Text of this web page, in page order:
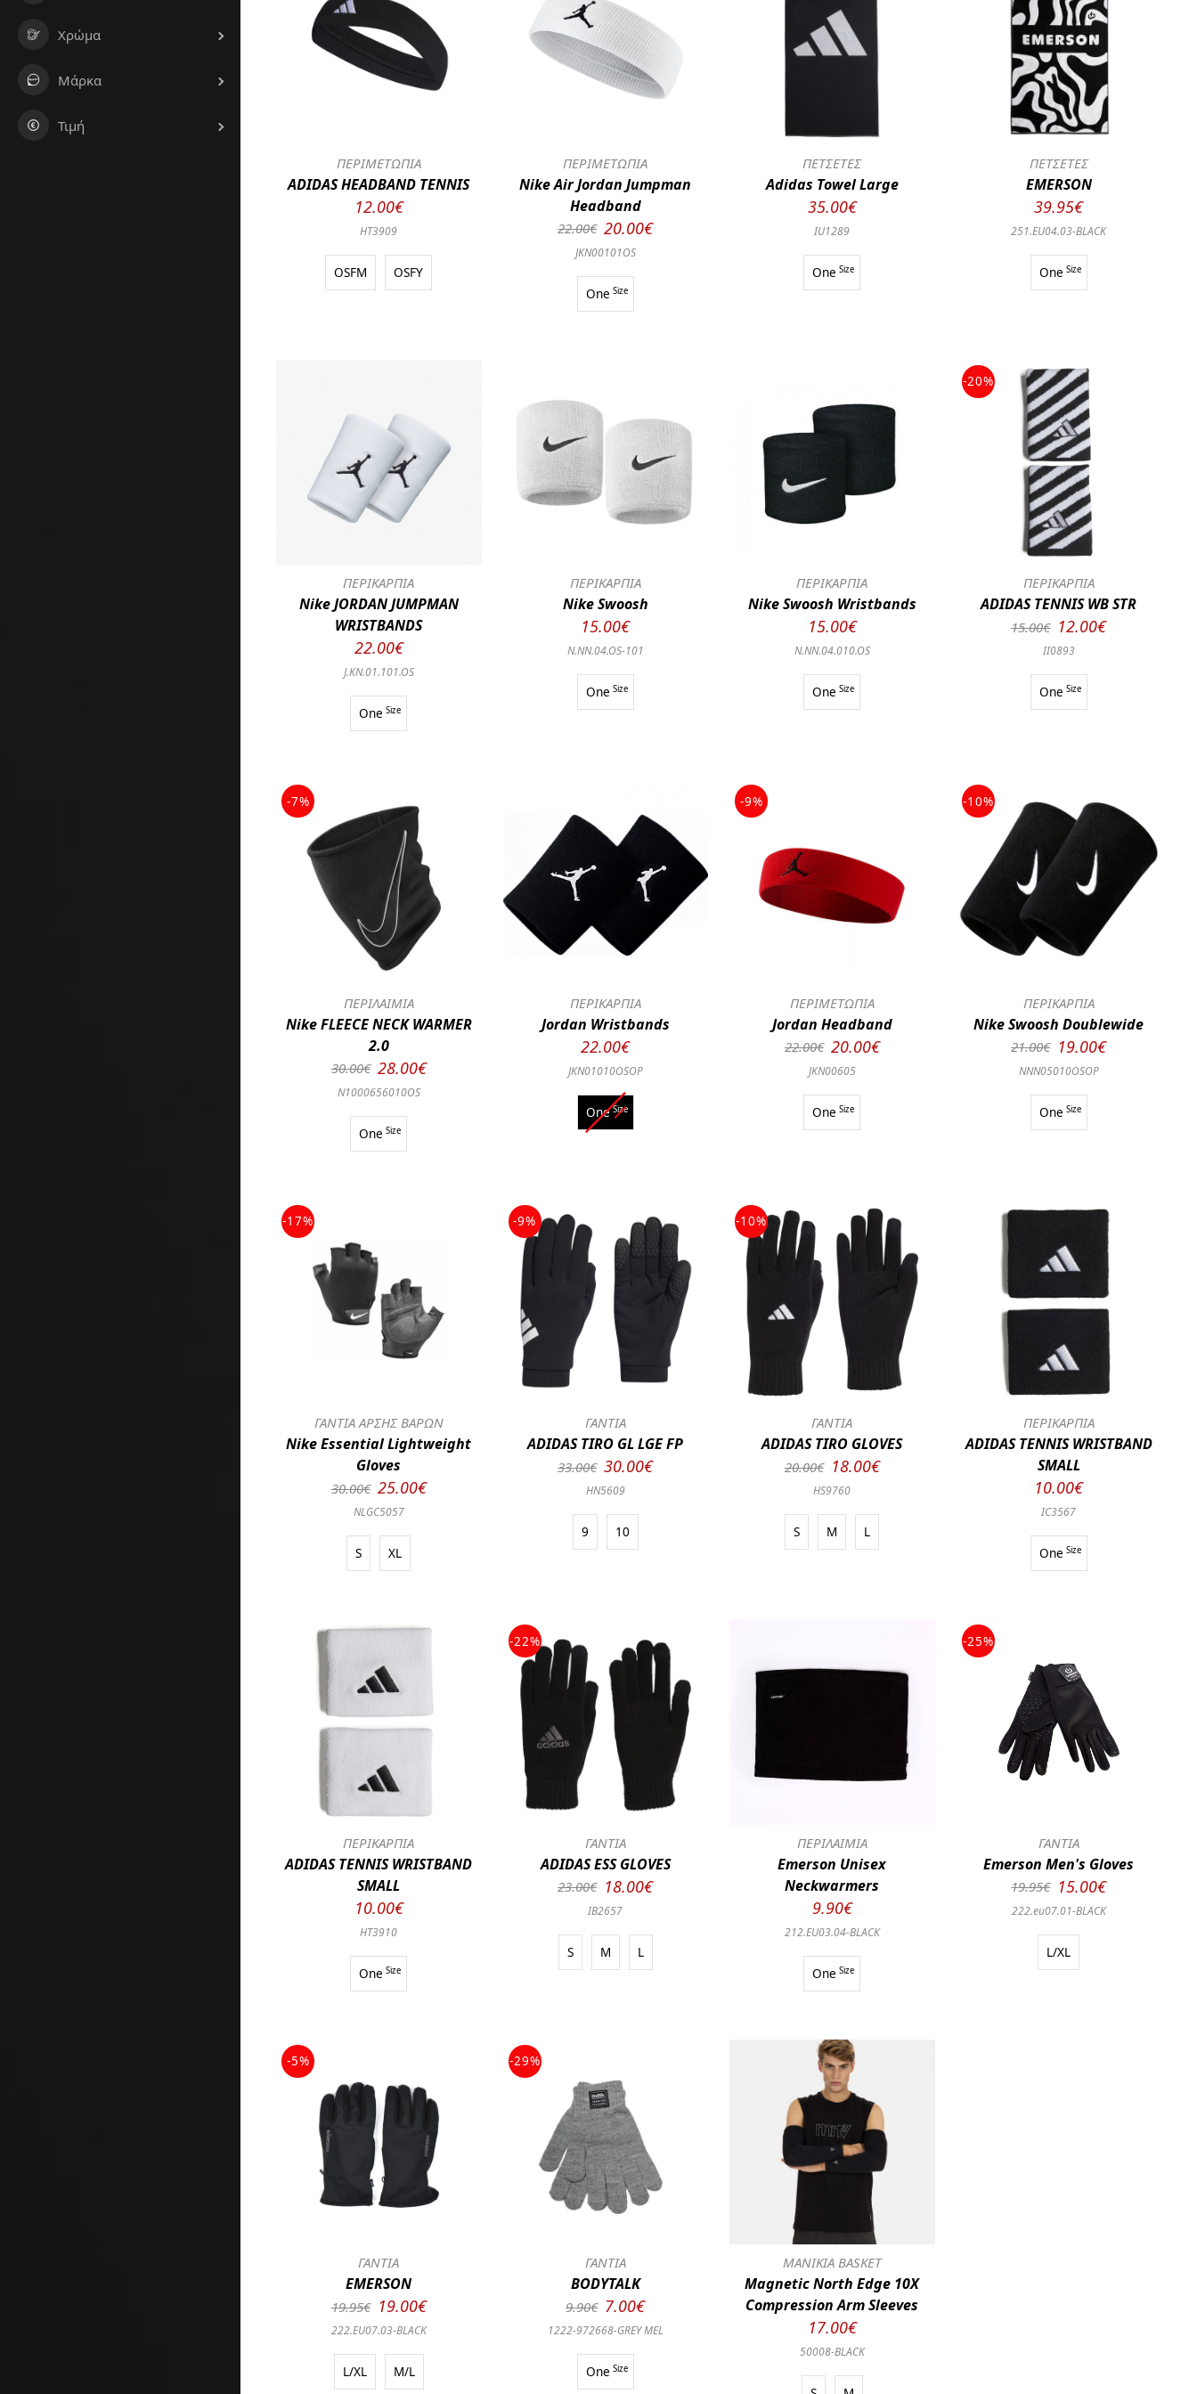
Χρώμα
Μάρκα
Τιμή
ΠΕΡΙΜΕΤΩΠΙΑ
ADIDAS HEADBAND TENNIS
12.00€
HT3909
OSFM OSFY
ΠΕΡΙΜΕΤΩΠΙΑ
Nike Air Jordan Jumpman
Headband
22.00€ 20.00€
JKN00101OS
One Size
ΠΕΤΣΕΤΕΣ
Adidas Towel Large
35.00€
IU1289
One Size
ΠΕΤΣΕΤΕΣ
EMERSON
39.95€
251.EU04.03-BLACK
One Size
ΠΕΡΙΚΑΡΠΙΑ
Nike JORDAN JUMPMAN
WRISTBANDS
22.00€
J.KN.01.101.OS
One Size
ΠΕΡΙΚΑΡΠΙΑ
Nike Swoosh
15.00€
N.NN.04.OS-101
One Size
ΠΕΡΙΚΑΡΠΙΑ
Nike Swoosh Wristbands
15.00€
N.NN.04.010.OS
One Size
-20%
ΠΕΡΙΚΑΡΠΙΑ
ADIDAS TENNIS WB STR
15.00€ 12.00€
II0893
One Size
-7%
ΠΕΡΙΛΑΙΜΙΑ
Nike FLEECE NECK WARMER
2.0
30.00€ 28.00€
N1000656010OS
One Size
ΠΕΡΙΚΑΡΠΙΑ
Jordan Wristbands
22.00€
JKN01010OSOP
One Size
-9%
ΠΕΡΙΜΕΤΩΠΙΑ
Jordan Headband
22.00€ 20.00€
JKN00605
One Size
-10%
ΠΕΡΙΚΑΡΠΙΑ
Nike Swoosh Doublewide
21.00€ 19.00€
NNN05010OSOP
One Size
-17%
ΓΑΝΤΙΑ ΑΡΣΗΣ ΒΑΡΩΝ
Nike Essential Lightweight
Gloves
30.00€ 25.00€
NLGC5057
S XL
-9%
ΓΑΝΤΙΑ
ADIDAS TIRO GL LGE FP
33.00€ 30.00€
HN5609
9 10
-10%
ΓΑΝΤΙΑ
ADIDAS TIRO GLOVES
20.00€ 18.00€
HS9760
S M L
ΠΕΡΙΚΑΡΠΙΑ
ADIDAS TENNIS WRISTBAND
SMALL
10.00€
IC3567
One Size
ΠΕΡΙΚΑΡΠΙΑ
ADIDAS TENNIS WRISTBAND
SMALL
10.00€
HT3910
One Size
-22%
ΓΑΝΤΙΑ
ADIDAS ESS GLOVES
23.00€ 18.00€
IB2657
S M L
ΠΕΡΙΛΑΙΜΙΑ
Emerson Unisex
Neckwarmers
9.90€
212.EU03.04-BLACK
One Size
-25%
ΓΑΝΤΙΑ
Emerson Men's Gloves
19.95€ 15.00€
222.eu07.01-BLACK
L/XL
-5%
ΓΑΝΤΙΑ
EMERSON
19.95€ 19.00€
222.EU07.03-BLACK
L/XL M/L
-29%
ΓΑΝΤΙΑ
BODYTALK
9.90€ 7.00€
1222-972668-GREY MEL
One Size
ΜΑΝΙΚΙΑ BASKET
Magnetic North Edge 10X
Compression Arm Sleeves
17.00€
50008-BLACK